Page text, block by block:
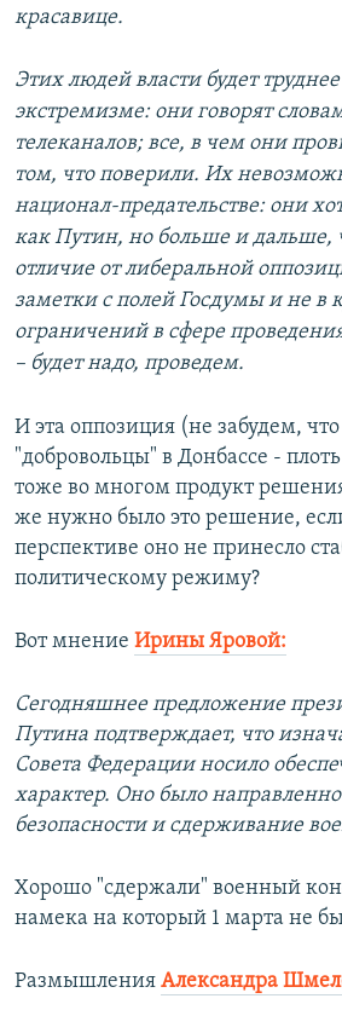
красавице.
Этих людей власти будет
экстремизме: они говорят
телеканалов; все, в чем они
том, что поверили. Их
национал-предательстве: они
как Путин, но больше и дальше,
отличие от либеральной
заметки с полей Госдумы и не в
ограничений в сфере
– будет надо, проведем.
И эта оппозиция (не забудем,
"добровольцы" в Донбассе -
тоже во многом продукт
же нужно было это решение,
перспективе оно не принесло
политическому режиму?
Вот мнение Ирины Яровой:
Сегодняшнее предложение
Путина подтверждает, что
Совета Федерации носило
характер. Оно было
безопасности и сдерживание
Хорошо "сдержали" военный
намека на который 1 марта не
Размышления Александра